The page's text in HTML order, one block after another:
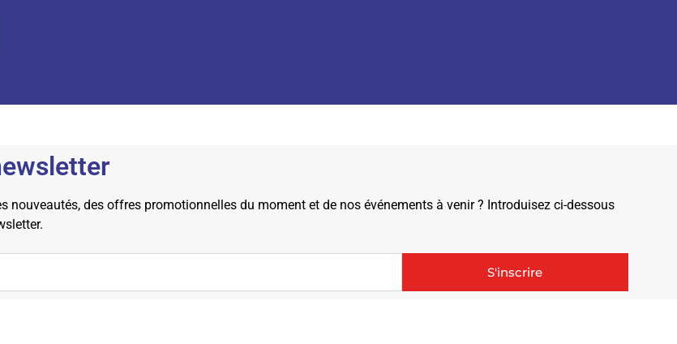
nouveautés, des offres promotionnelles du moment et de nos événements à venir ? Introduisez ci-dessous
S'inscrire